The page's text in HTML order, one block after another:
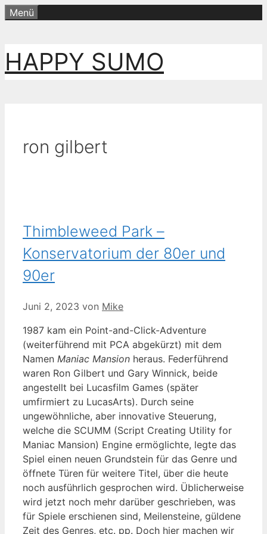
Zum
Menü
HAPPY SUMO
ron gilbert
Thimbleweed Park –
Konservatorium der 80er und
90er
Juni 2, 2023 von Mike
1987 kam ein Point-and-Click-Adventure
(weiterführend mit PCA abgekürzt) mit dem
Namen Maniac Mansion heraus. Federführend
waren Ron Gilbert und Gary Winnick, beide
angestellt bei Lucasfilm Games (später
umfirmiert zu LucasArts). Durch seine
ungewöhnliche, aber innovative Steuerung,
welche die SCUMM (Script Creating Utility for
Maniac Mansion) Engine ermöglichte, legte das
Spiel einen neuen Grundstein für das Genre und
öffnete Türen für weitere Titel, über die heute
noch ausführlich gesprochen wird. Üblicherweise
wird jetzt noch mehr darüber geschrieben, was
für Spiele erschienen sind, Meilensteine, güldene
Zeit des Genres, etc. pp. Doch hier machen wir